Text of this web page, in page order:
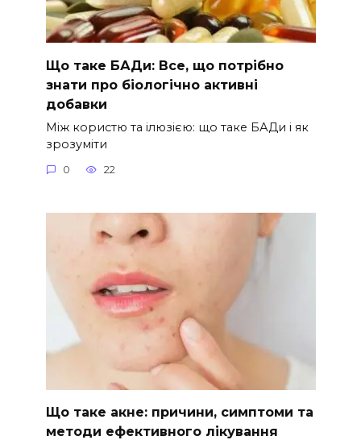
Що таке БАДи: Все, що потрібно
знати про біологічно активні
добавки
Між користю та ілюзією: що таке БАДи і як
зрозуміти
0 22
Що таке акне: причини, симптоми та
методи ефективного лікування